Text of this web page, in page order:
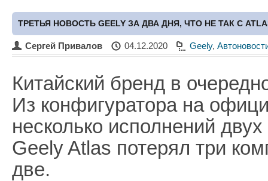
ТРЕТЬЯ НОВОСТЬ GEELY ЗА ДВА ДНЯ, ЧТО НЕ ТАК С
Сергей Привалов 04.12.2020 Geely,
Китайский бренд в
Из конфигуратора на
несколько исполнений
Geely Atlas потерял три
две.